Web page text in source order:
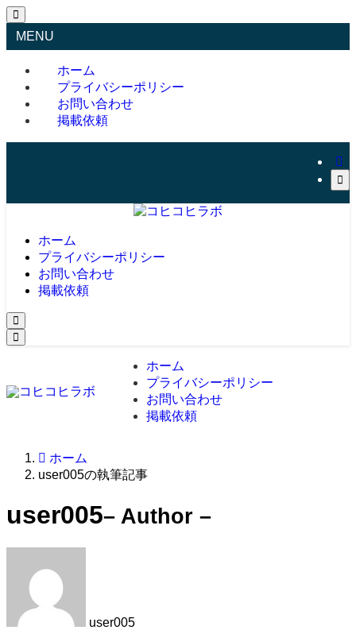
MENU
ホーム
プライバシーポリシー
お問い合わせ
掲載依頼
ホーム
プライバシーポリシー
お問い合わせ
掲載依頼
ホーム
プライバシーポリシー
お問い合わせ
掲載依頼
ホーム
user005の執筆記事
user005– Author –
user005